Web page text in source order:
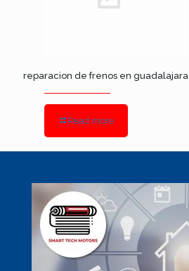
reparacion de frenos en guadalajara
Read more